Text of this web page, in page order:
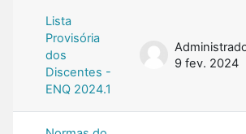
Lista
Provisória
dos
Discentes -
ENQ 2024.1
9 fev. 2024